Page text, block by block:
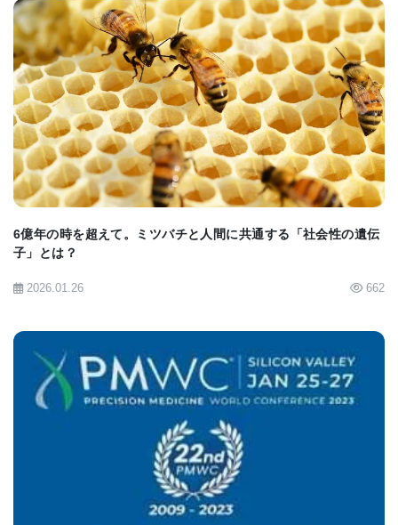
研究を主導したエクセター大学メディカルスクール
のエピジェネティクス准教授であるケイティ・ルノ
ン教授（写真）は、次のように述べている。「今回
の研究は、この種の研究としては最大規模のもので
あり、いつの日か新しい治療法の鍵となりうるゲノ
ム領域に関する重要な洞察を与えてくれる。この研
究の次のステップは、このようなエピジェネティッ
ベルに測定可能な変化をもたらすかどうかを調べる
の薬剤を、認知症の治療に効果的に再利用できるか
どうかを探ることができる」。
本研究には、米国（ニューヨークのコロンビア大学
とマウントサイナイ医科大学、シカゴのラッシュ大
学センター、テンペのアリゾナ州立大学）と欧州
（オランダのマーストリヒト大学、ドイツのザール
BIOMARKET JP
6億年の時を超えて。ミツバチと人間に共通する「社会性の遺伝
子」とは？
2026.01.26 662
BIOMARKET JP